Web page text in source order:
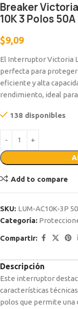
Breaker
10K 3 Polos 50A
$9,09
El Interruptor Victoria
perfecta para proteger
eficiente y alta
rendimiento, ideal
138 disponibles
Add to compare
SKU: LUM-AC10K-3P
Categoría:
Compartir:
Descripción
Este interruptor
características
polos que permite